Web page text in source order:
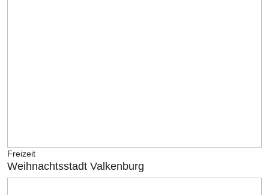
Freizeit
Weihnachtsstadt Valkenburg